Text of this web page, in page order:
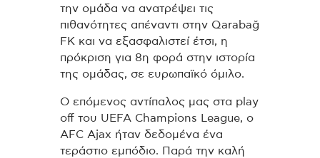
την ομάδα να ανατρέψει τις
πιθανότητες απέναντι στην Qarabağ
FK και να εξασφαλιστεί έτσι, η
πρόκριση για 8η φορά στην ιστορία
της ομάδας, σε ευρωπαϊκό όμιλο.
Ο επόμενος αντίπαλος μας στα play
off του UEFA Champions League, ο
AFC Ajax ήταν δεδομένα ένα
τεράστιο εμπόδιο. Παρά την καλή